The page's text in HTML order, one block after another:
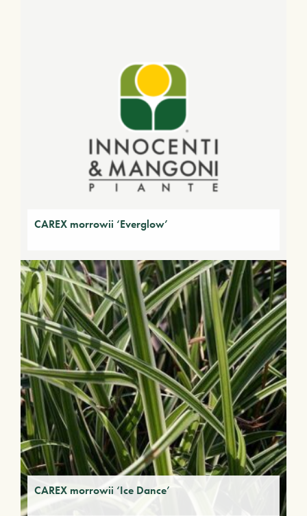
CAREX morrowii ‘Everglow’
CAREX morrowii ‘Ice Dance’